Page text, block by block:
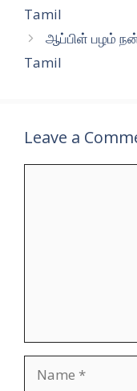
Tamil
ஆப்பிள் பழம்
Tamil
Leave a